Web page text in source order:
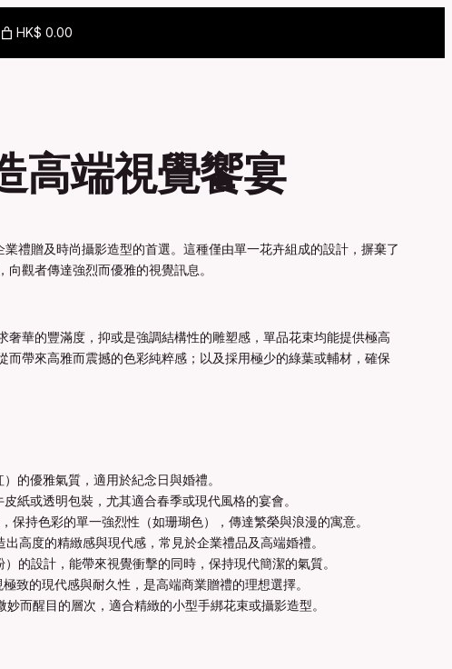
HK$ 0.00
高端視覺饗宴
禮贈及時尚攝影造型的首選。這種僅由單一花卉組成的設計，摒棄了
觀者傳達強烈而優雅的視覺訊息。
華的豐滿度，抑或是強調結構性的雕塑感，單品花束均能提供極高
帶來高雅而震撼的色彩純粹感；以及採用極少的綠葉或輔材，確保
的優雅氣質，適用於紀念日與婚禮。
紙或透明包裝，尤其適合春季或現代風格的宴會。
持色彩的單一強烈性（如珊瑚色），傳達繁榮與浪漫的寓意。
高度的精緻感與現代感，常見於企業禮品及高端婚禮。
的設計，能帶來視覺衝擊的同時，保持現代簡潔的氣質。
致的現代感與耐久性，是高端商業贈禮的理想選擇。
而醒目的層次，適合精緻的小型手綁花束或攝影造型。